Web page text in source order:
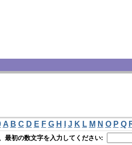
A B C D E F G H J K L M N O P Q
最初の数文字を入力してください: